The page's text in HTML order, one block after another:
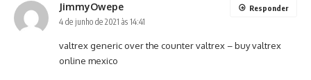
JimmyOwepe
4 de junho de 2021 às 14:41
valtrex generic over the countervaltrex– buy valtrex
online mexico
Responder